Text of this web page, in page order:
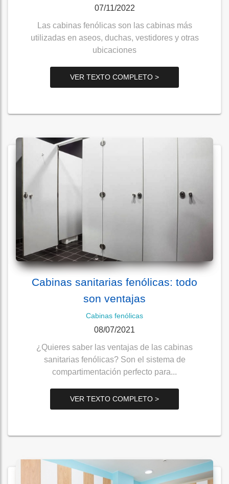
07/11/2022
Las cabinas fenólicas son las cabinas más
utilizadas en aseos, duchas, vestidores y otras
ubicaciones
VER TEXTO COMPLETO >
Cabinas sanitarias fenólicas: todo
son ventajas
Cabinas fenólicas
08/07/2021
¿Quieres saber las ventajas de las cabinas
sanitarias fenólicas? Son el sistema de
compartimentación perfecto para...
VER TEXTO COMPLETO >